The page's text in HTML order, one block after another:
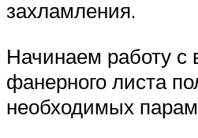
захламления.
Начинаем работу с
фанерного листа
необходимых